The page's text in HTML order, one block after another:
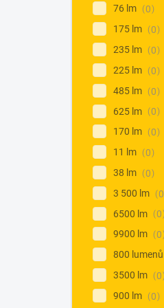
76 lm
0
175 lm
0
235 lm
0
225 lm
0
485 lm
0
625 lm
0
170 lm
0
11 lm
0
38 lm
0
3 500 lm
0
6500 lm
0
9900 lm
0
800 lumenů
3500 lm
0
900 lm
0